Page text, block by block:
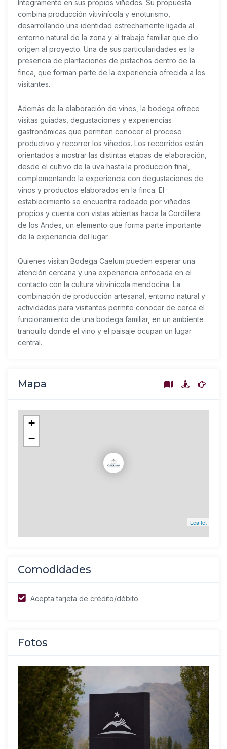
íntegramente en sus propios viñedos. Su propuesta
combina producción vitivinícola y enoturismo,
desarrollando una identidad estrechamente ligada al
entorno natural de la zona y al trabajo familiar que dio
origen al proyecto. Una de sus particularidades es la
presencia de plantaciones de pistachos dentro de la
finca, que forman parte de la experiencia ofrecida a los
visitantes.
Además de la elaboración de vinos, la bodega ofrece
visitas guiadas, degustaciones y experiencias
gastronómicas que permiten conocer el proceso
productivo y recorrer los viñedos. Los recorridos están
orientados a mostrar las distintas etapas de elaboración,
desde el cultivo de la uva hasta la producción final,
complementando la experiencia con degustaciones de
vinos y productos elaborados en la finca. El
establecimiento se encuentra rodeado por viñedos
propios y cuenta con vistas abiertas hacia la Cordillera
de los Andes, un elemento que forma parte importante
de la experiencia del lugar.
Quienes visitan Bodega Caelum pueden esperar una
atención cercana y una experiencia enfocada en el
contacto con la cultura vitivinícola mendocina. La
combinación de producción artesanal, entorno natural y
actividades para visitantes permite conocer de cerca el
funcionamiento de una bodega familiar, en un ambiente
tranquilo donde el vino y el paisaje ocupan un lugar
central.
Mapa
+
−
Leaflet
Comodidades
Acepta tarjeta de crédito/débito
Fotos